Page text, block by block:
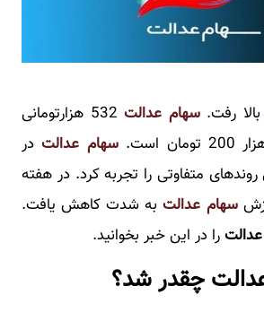
بالا رفت.سهام عدالت
532 هزارتومانی
سهام عدالتدر
متفاوتی را تجربه کرد. در هفته
سهام عدالتبه شدت کاهش یافت.
را در این خبر بخوانید.
چقدر شد؟